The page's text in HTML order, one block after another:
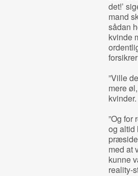
det!’
mand
sådan
kvinde
”Ville
mere
kvinder.
”Og for
og altid
med at
kunne
reality-